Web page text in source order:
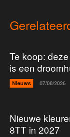
Te koop:
is een
Nieuws 07/08/2026
Nieuwe
8TT in 2027